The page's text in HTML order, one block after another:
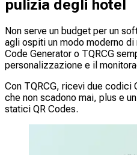
pulizia degli hotel
Non serve un budget per un
agli ospiti un modo moderno
Code Generator o TQRCG
personalizzazione e il
Con TQRCG, ricevi due codici
che non scadono mai, plus e
statici QR Codes.